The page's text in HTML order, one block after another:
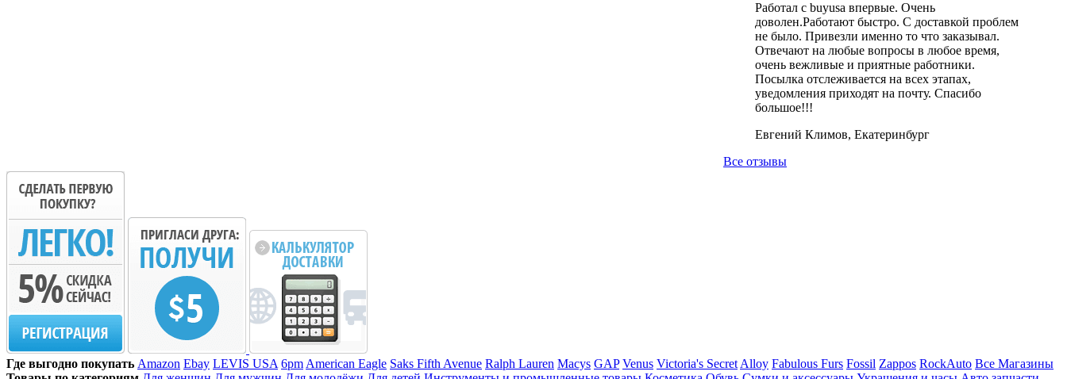
Работал с buyusa впервые. Очень
доволен.Работают быстро. С доставкой проблем
не было. Привезли именно то что заказывал.
Отвечают на любые вопросы в любое время,
очень вежливые и приятные работники.
Посылка отслеживается на всех этапах,
уведомления приходят на почту. Спасибо
большое!!!
Евгений Климов, Екатеринбург
Все отзывы
Где выгодно покупать Amazon Ebay LEVIS USA 6pm American Eagle Saks Fifth Avenue Ralph Lauren Macys GAP Venus Victoria's Secret Alloy Fabulous Furs Fossil Zappos RockAuto Все Магазины